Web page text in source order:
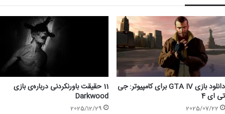
دانلود بازی GTA IV برای کامپیوتر: جی
تی ای 4
2025/07/22
11 حقیقت باورنکردنی درباره‌ی بازی
Darkwood
2025/12/29